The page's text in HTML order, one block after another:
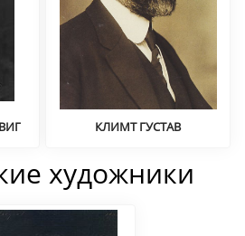
КЛИМТ ГУСТАВ
художники